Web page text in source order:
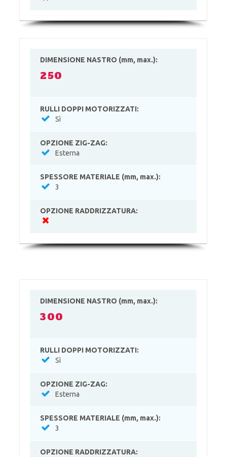
DIMENSIONE NASTRO (mm, max.):
250
RULLI DOPPI MOTORIZZATI:
Sì
OPZIONE ZIG-ZAG:
Esterna
SPESSORE MATERIALE (mm, max.):
3
OPZIONE RADDRIZZATURA:
DIMENSIONE NASTRO (mm, max.):
300
RULLI DOPPI MOTORIZZATI:
Sì
OPZIONE ZIG-ZAG:
Esterna
SPESSORE MATERIALE (mm, max.):
3
OPZIONE RADDRIZZATURA: